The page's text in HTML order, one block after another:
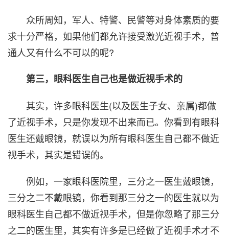
众所周知，军人、特警、民警等对身体素质的要
求十分严格，如果他们都允许接受激光近视手术，普
通人又有什么不可以的呢?
第三，眼科医生自己也是做近视手术的
其实，许多眼科医生(以及医生子女、亲属)都做
了近视手术，只是你发现不出来而已。你看到有眼科
医生还戴眼镜，就误以为所有眼科医生自己都不做近
视手术，其实是错误的。
例如，一家眼科医院里，三分之一医生戴眼镜，
三分之二不戴眼镜，你看到那三分之一的医生就以为
眼科医生自己都不做近视手术，但是你忽略了那三分
之二的医生里，其实有许多是已经做了近视手术才不